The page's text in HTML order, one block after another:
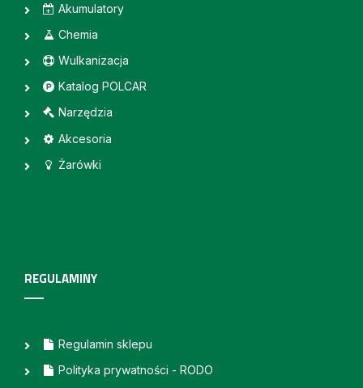
Akumulatory
Chemia
Wulkanizacja
Katalog POLCAR
Narzędzia
Akcesoria
Żarówki
REGULAMINY
Regulamin sklepu
Polityka prywatności - RODO